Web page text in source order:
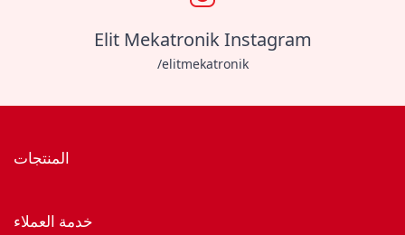
Elit Mekatronik Instagram
/elitmekatronik
المنتجات
خدمة العملاء